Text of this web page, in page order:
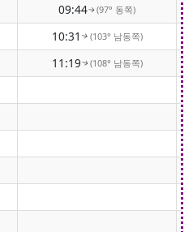
09:44↑(97° 동쪽)
10:31 ↑(103° 남동쪽)
11:19↑(108° 남동쪽)